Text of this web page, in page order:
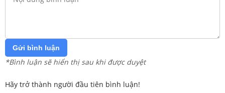
Gửi bình luận
*Bình luận sẽ hiển thị sau khi được duyệt
Hãy trở thành người đầu tiên bình luận!